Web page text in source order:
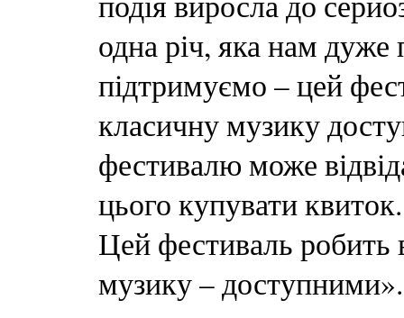
одна річ, яка нам дуже
підтримуємо – цей
класичну музику
фестивалю може
цього купувати
Цей фестиваль робить
музику – доступними».